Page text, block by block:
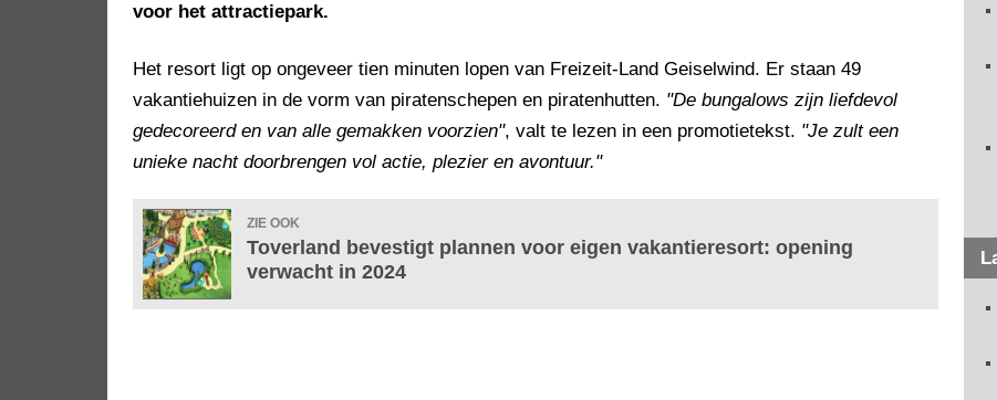
voor het attractiepark.
Het resort ligt op ongeveer tien minuten lopen van Freizeit-Land Geiselwind. Er staan 49
vakantiehuizen in de vorm van piratenschepen en piratenhutten. "De bungalows zijn liefdevol
gedecoreerd en van alle gemakken voorzien", valt te lezen in een promotietekst. "Je zult een
unieke nacht doorbrengen vol actie, plezier en avontuur."
ZIE OOK
Toverland bevestigt plannen voor eigen vakantieresort: opening
verwacht in 2024